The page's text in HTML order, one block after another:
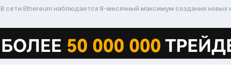
В сети Ethereum наблюдается 8-месячный максимум создания новых